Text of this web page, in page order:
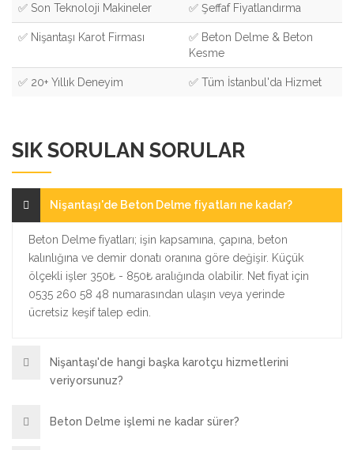
✅ Son Teknoloji Makineler ✅ Şeffaf Fiyatlandırma
✅ Nişantaşı Karot Firması
✅ Beton Delme & Beton
Kesme
✅ 20+ Yıllık Deneyim ✅ Tüm İstanbul'da Hizmet
SIK SORULAN SORULAR
Nişantaşı'de Beton Delme fiyatları ne kadar?
Beton Delme fiyatları; işin kapsamına, çapına, beton
kalınlığına ve demir donatı oranına göre değişir. Küçük
ölçekli işler 350₺ - 850₺ aralığında olabilir. Net fiyat için
0535 260 58 48 numarasından ulaşın veya yerinde
ücretsiz keşif talep edin.
Nişantaşı'de hangi başka karotçu hizmetlerini
veriyorsunuz?
Beton Delme işlemi ne kadar sürer?